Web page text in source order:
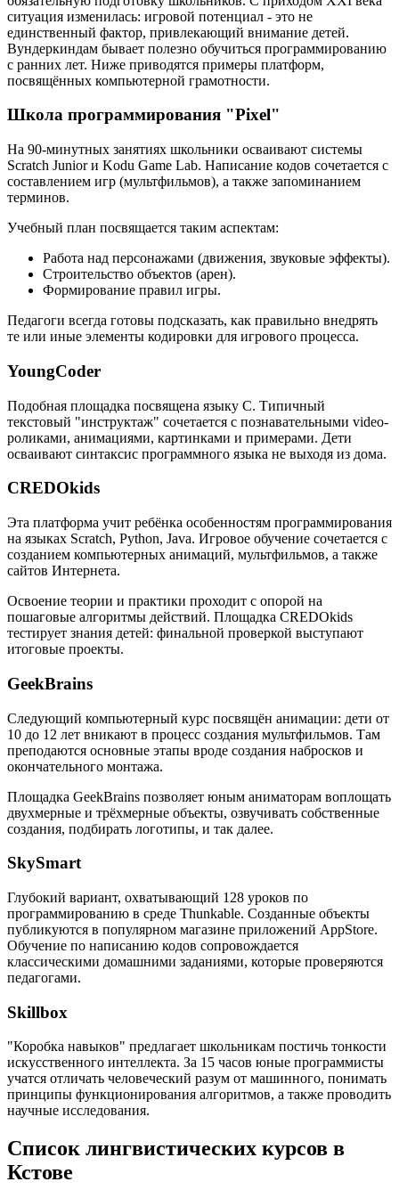
ситуация изменилась: игровой потенциал - это не
единственный фактор, привлекающий внимание детей.
Вундеркиндам бывает полезно обучиться программированию
с ранних лет. Ниже приводятся примеры платформ,
посвящённых компьютерной грамотности.
Школа программирования "Pixel"
На 90-минутных занятиях школьники осваивают системы
Scratch Junior и Kodu Game Lab. Написание кодов сочетается с
составлением игр (мультфильмов), а также запоминанием
терминов.
Учебный план посвящается таким аспектам:
Работа над персонажами (движения, звуковые эффекты).
Строительство объектов (арен).
Формирование правил игры.
Педагоги всегда готовы подсказать, как правильно внедрять
те или иные элементы кодировки для игрового процесса.
YoungCoder
Подобная площадка посвящена языку C. Типичный
текстовый "инструктаж" сочетается с познавательными video-
роликами, анимациями, картинками и примерами. Дети
осваивают синтаксис программного языка не выходя из дома.
CREDOkids
Эта платформа учит ребёнка особенностям программирования
на языках Scratch, Python, Java. Игровое обучение сочетается с
созданием компьютерных анимаций, мультфильмов, а также
сайтов Интернета.
Освоение теории и практики проходит с опорой на
пошаговые алгоритмы действий. Площадка CREDOkids
тестирует знания детей: финальной проверкой выступают
итоговые проекты.
GeekBrains
Следующий компьютерный курс посвящён анимации: дети от
10 до 12 лет вникают в процесс создания мультфильмов. Там
преподаются основные этапы вроде создания набросков и
окончательного монтажа.
Площадка GeekBrains позволяет юным аниматорам воплощать
двухмерные и трёхмерные объекты, озвучивать собственные
создания, подбирать логотипы, и так далее.
SkySmart
Глубокий вариант, охватывающий 128 уроков по
программированию в среде Thunkable. Созданные объекты
публикуются в популярном магазине приложений AppStore.
Обучение по написанию кодов сопровождается
классическими домашними заданиями, которые проверяются
педагогами.
Skillbox
"Коробка навыков" предлагает школьникам постичь тонкости
искусственного интеллекта. За 15 часов юные программисты
учатся отличать человеческий разум от машинного, понимать
принципы функционирования алгоритмов, а также проводить
научные исследования.
Список лингвистических курсов в
Кстове